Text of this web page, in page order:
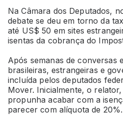
Na Câmara dos Deputados,
debate se deu em torno da
até US$ 50 em sites
isentas da cobrança do
Após semanas de conversas
brasileiras, estrangeiras e
incluída pelos deputados
Mover. Inicialmente, o
propunha acabar com a
parecer com alíquota de 20%.